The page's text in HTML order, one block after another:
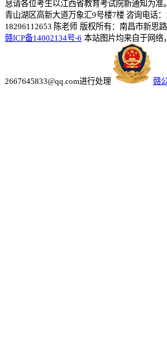
息请各位考生以江西省教育考试院新通知为准。
青山湖区高新大道万象汇9号楼7楼 咨询电话：
18296112653 陈老师 版权所有：南昌市新思
赣ICP备14002134号-6 本站图片均来自于网络
2667645833@qq.com进行处理 赣